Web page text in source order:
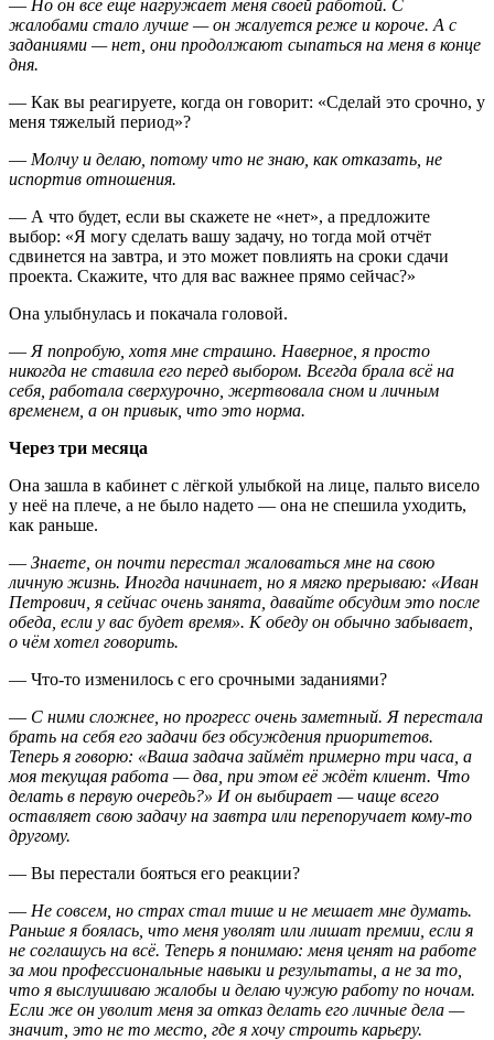
— Но он всё ещё нагружает меня своей работой. С
жалобами стало лучше — он жалуется реже и короче. А с
заданиями — нет, они продолжают сыпаться на меня в конце
дня.
— Как вы реагируете, когда он говорит: «Сделай это срочно, у
меня тяжелый период»?
— Молчу и делаю, потому что не знаю, как отказать, не
испортив отношения.
— А что будет, если вы скажете не «нет», а предложите
выбор: «Я могу сделать вашу задачу, но тогда мой отчёт
сдвинется на завтра, и это может повлиять на сроки сдачи
проекта. Скажите, что для вас важнее прямо сейчас?»
Она улыбнулась и покачала головой.
— Я попробую, хотя мне страшно. Наверное, я просто
никогда не ставила его перед выбором. Всегда брала всё на
себя, работала сверхурочно, жертвовала сном и личным
временем, а он привык, что это норма.
Через три месяца
Она зашла в кабинет с лёгкой улыбкой на лице, пальто висело
у неё на плече, а не было надето — она не спешила уходить,
как раньше.
— Знаете, он почти перестал жаловаться мне на свою
личную жизнь. Иногда начинает, но я мягко прерываю: «Иван
Петрович, я сейчас очень занята, давайте обсудим это после
обеда, если у вас будет время». К обеду он обычно забывает,
о чём хотел говорить.
— Что-то изменилось с его срочными заданиями?
— С ними сложнее, но прогресс очень заметный. Я перестала
брать на себя его задачи без обсуждения приоритетов.
Теперь я говорю: «Ваша задача займёт примерно три часа, а
моя текущая работа — два, при этом её ждёт клиент. Что
делать в первую очередь?» И он выбирает — чаще всего
оставляет свою задачу на завтра или перепоручает кому-то
другому.
— Вы перестали бояться его реакции?
— Не совсем, но страх стал тише и не мешает мне думать.
Раньше я боялась, что меня уволят или лишат премии, если я
не соглашусь на всё. Теперь я понимаю: меня ценят на работе
за мои профессиональные навыки и результаты, а не за то,
что я выслушиваю жалобы и делаю чужую работу по ночам.
Если же он уволит меня за отказ делать его личные дела —
значит, это не то место, где я хочу строить карьеру.